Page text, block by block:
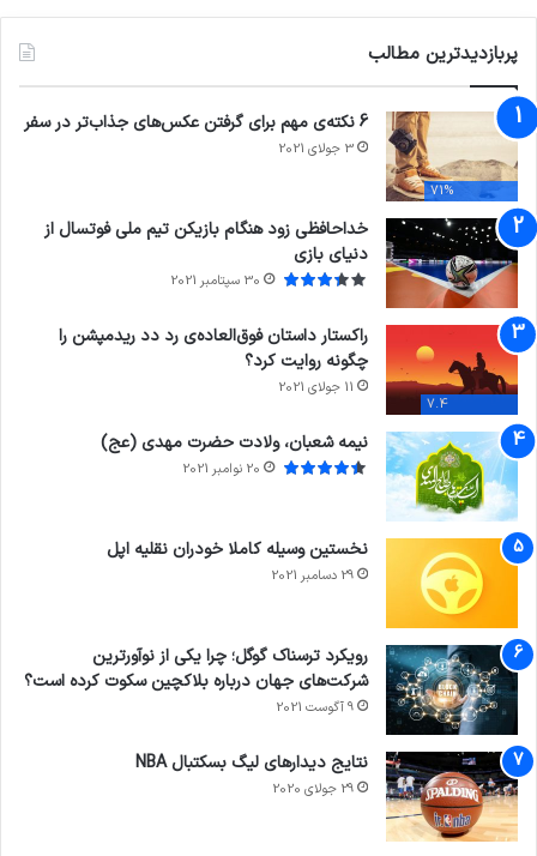
پربازدیدترین مطالب
71%
6 نکته‌ی مهم برای گرفتن عکس‌های جذاب‌تر در سفر
3 جولای 2021
خداحافظی زود هنگام بازیکن تیم ملی فوتسال از
دنیای بازی
30 سپتامبر 2021
7.4
راکستار داستان فوق‌العاده‌ی رد دد ریدمپشن را
چگونه روایت کرد؟
11 جولای 2021
نیمه شعبان، ولادت حضرت مهدی (عج)
20 نوامبر 2021
نخستین وسیله کاملا خودران نقلیه اپل
29 دسامبر 2021
رویکرد ترسناک گوگل؛ چرا یکی از نوآورترین
شرکت‌های جهان درباره بلاکچین سکوت کرده است؟
9 آگوست 2021
نتایج دیدار‌های لیگ بسکتبال NBA
29 جولای 2020